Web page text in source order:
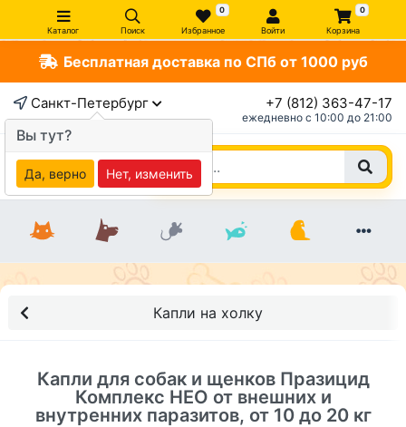
Каталог Поиск
0
Избранное Войти
0
Корзина
Бесплатная доставка по СПб от 1000 руб
Санкт-Петербург +7 (812) 363-47-17
ежедневно c 10:00 до 21:00
Капли на холку
Капли для собак и щенков Празицид
Комплекс НЕО от внешних и
внутренних паразитов, от 10 до 20 кг
Вы тут?
Да, верно Нет, изменить